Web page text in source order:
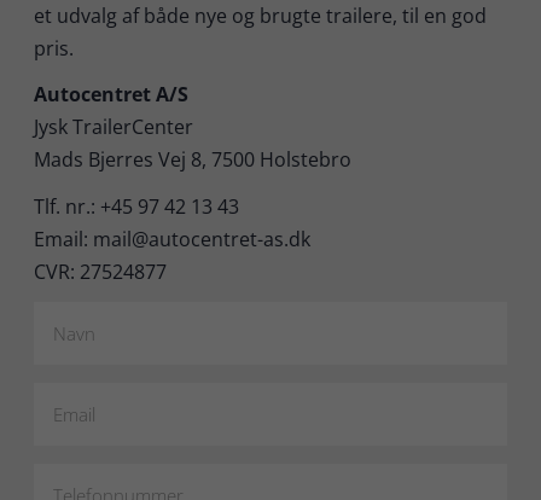
et udvalg af både nye og brugte trailere, til en god
pris.
Autocentret A/S
Jysk TrailerCenter
Mads Bjerres Vej 8, 7500 Holstebro
Tlf. nr.: +45 97 42 13 43
Email: mail@autocentret-as.dk
CVR: 27524877